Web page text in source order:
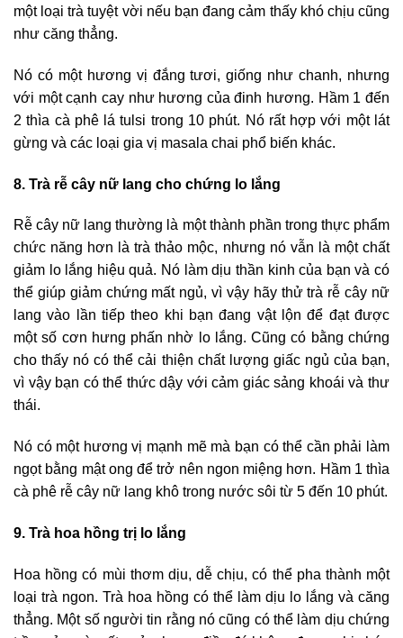
một loại trà tuyệt vời nếu bạn đang cảm thấy khó chịu cũng
như căng thẳng.
Nó có một hương vị đắng tươi, giống như chanh, nhưng
với một cạnh cay như hương của đinh hương. Hầm 1 đến
2 thìa cà phê lá tulsi trong 10 phút. Nó rất hợp với một lát
gừng và các loại gia vị masala chai phổ biến khác.
8. Trà rễ cây nữ lang cho chứng lo lắng
Rễ cây nữ lang thường là một thành phần trong thực phẩm
chức năng hơn là trà thảo mộc, nhưng nó vẫn là một chất
giảm lo lắng hiệu quả. Nó làm dịu thần kinh của bạn và có
thể giúp giảm chứng mất ngủ, vì vậy hãy thử trà rễ cây nữ
lang vào lần tiếp theo khi bạn đang vật lộn để đạt được
một số cơn hưng phấn nhờ lo lắng. Cũng có bằng chứng
cho thấy nó có thể cải thiện chất lượng giấc ngủ của bạn,
vì vậy bạn có thể thức dậy với cảm giác sảng khoái và thư
thái.
Nó có một hương vị mạnh mẽ mà bạn có thể cần phải làm
ngọt bằng mật ong để trở nên ngon miệng hơn. Hầm 1 thìa
cà phê rễ cây nữ lang khô trong nước sôi từ 5 đến 10 phút.
9. Trà hoa hồng trị lo lắng
Hoa hồng có mùi thơm dịu, dễ chịu, có thể pha thành một
loại trà ngon. Trà hoa hồng có thể làm dịu lo lắng và căng
thẳng. Một số người tin rằng nó cũng có thể làm dịu chứng